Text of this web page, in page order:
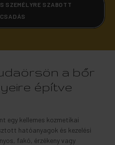
SZEMÉLYRE SZABOTT
a bőr
építve
egy kellemes kozmetikai
hatóanyagok és kezelési
fakó, érzékeny vagy